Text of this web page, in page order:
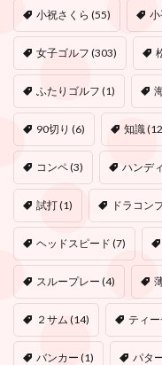
小祝さくら (55)
女子ゴルフ (303)
ふたりゴルフ (1)
90切り (6) 知識
コンペ(3) ハンデ
試打(1) ドラコン
ヘッドスピード (7)
スループレー (4)
２サム (14) ティ
バンカー (1) パタ